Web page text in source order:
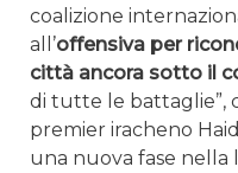
coalizione
all’offensiva per
città ancora sotto il
di tutte le battaglie”,
premier iracheno
una nuova fase